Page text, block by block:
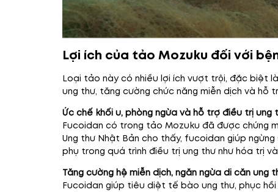
Lợi ích của tảo Mozuku đối với
Loại tảo này có nhiều lợi ích vượt trội, đặc biệt
ung thư, tăng cường chức năng miễn dịch và hỗ
Ức chế khối u, phòng ngừa và hỗ trợ điều trị ung
Fucoidan có trong tảo Mozuku đã được chứng
Ung thư Nhật Bản cho thấy, fucoidan giúp
phụ trong quá trình điều trị ung thư như hóa trị
Tăng cường hệ miễn dịch, ngăn ngừa di căn ung
Fucoidan giúp tiêu diệt tế bào ung thư, phục